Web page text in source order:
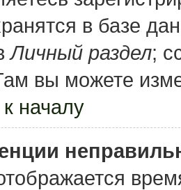
в базе
Личный раздел;
вы можете
началу